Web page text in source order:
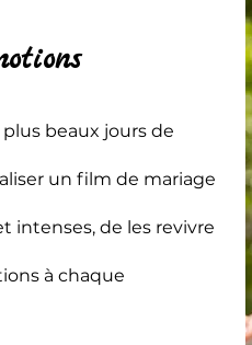
beaux jours de
un film de mariage
intenses, de les revivre
à chaque